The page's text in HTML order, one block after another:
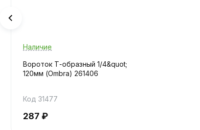
Наличие
Вороток Т-образный 1/4&quot;
120мм (Ombra) 261406
Код 31477
287 ₽